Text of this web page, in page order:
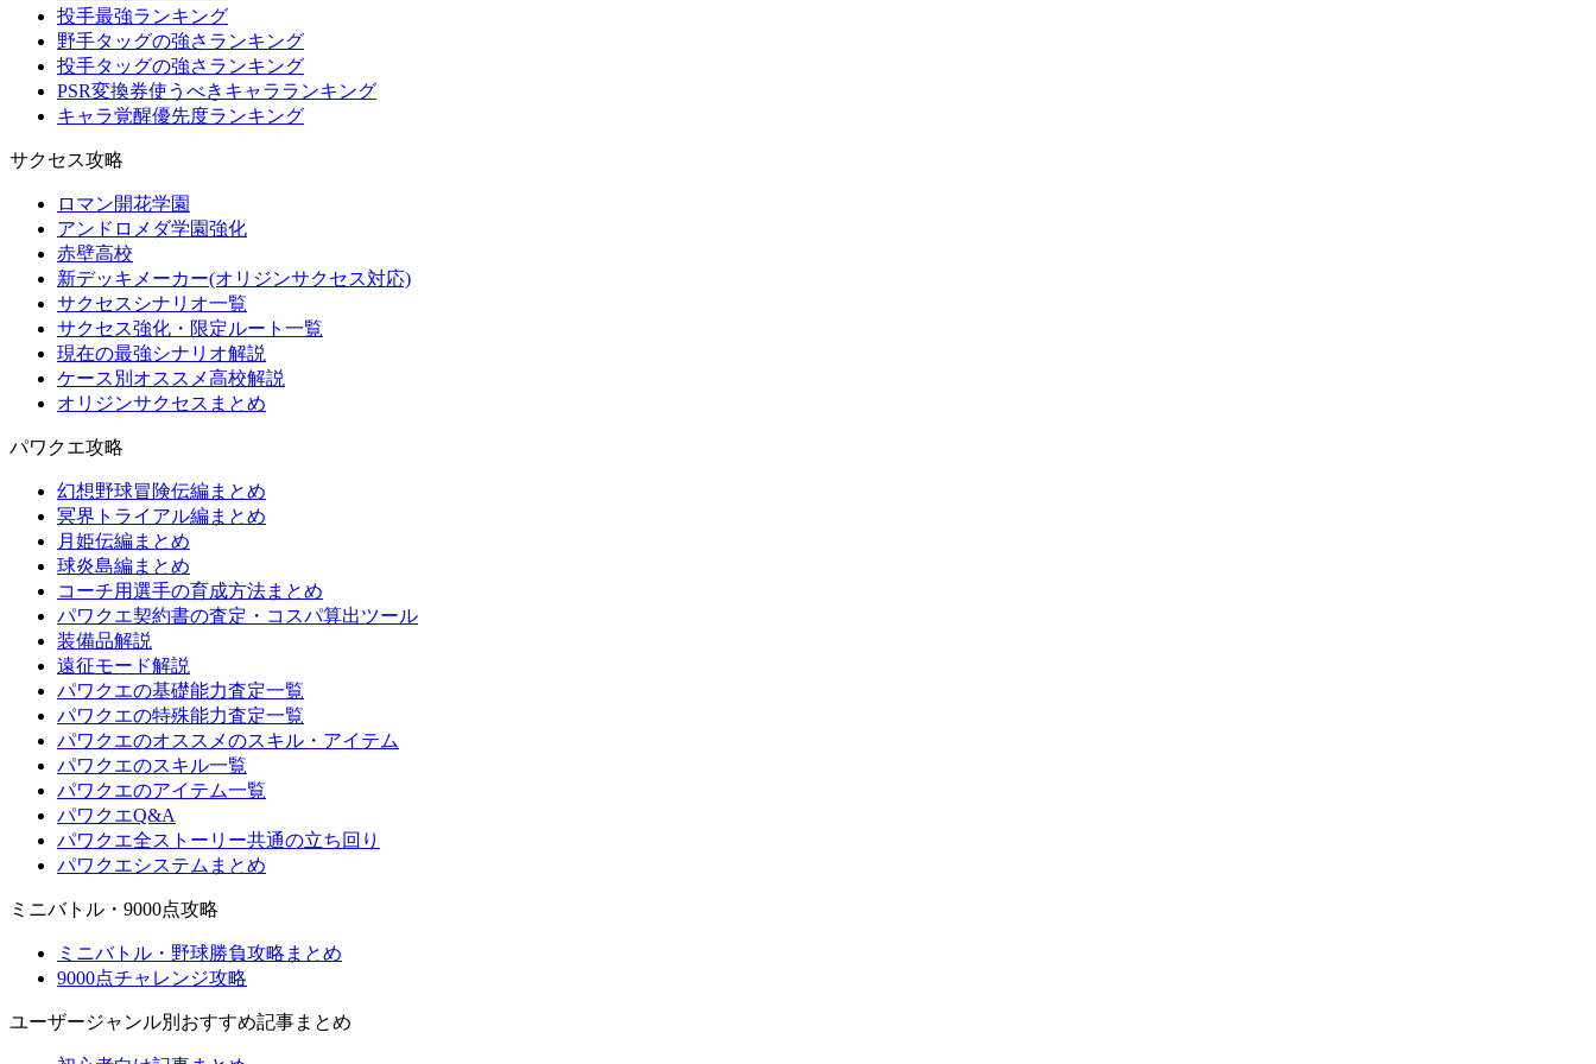
投手最強ランキング
野手タッグの強さランキング
投手タッグの強さランキング
PSR変換券使うべきキャラランキング
キャラ覚醒優先度ランキング
サクセス攻略
ロマン開花学園
アンドロメダ学園強化
赤壁高校
新デッキメーカー(オリジンサクセス対応)
サクセスシナリオ一覧
サクセス強化・限定ルート一覧
現在の最強シナリオ解説
ケース別オススメ高校解説
オリジンサクセスまとめ
パワクエ攻略
幻想野球冒険伝編まとめ
冥界トライアル編まとめ
月姫伝編まとめ
球炎島編まとめ
コーチ用選手の育成方法まとめ
パワクエ契約書の査定・コスパ算出ツール
装備品解説
遠征モード解説
パワクエの基礎能力査定一覧
パワクエの特殊能力査定一覧
パワクエのオススメのスキル・アイテム
パワクエのスキル一覧
パワクエのアイテム一覧
パワクエQ&A
パワクエ全ストーリー共通の立ち回り
パワクエシステムまとめ
ミニバトル・9000点攻略
ミニバトル・野球勝負攻略まとめ
9000点チャレンジ攻略
ユーザージャンル別おすすめ記事まとめ